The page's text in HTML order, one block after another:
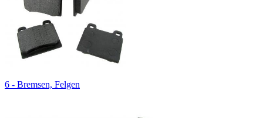
6 - Bremsen, Felgen